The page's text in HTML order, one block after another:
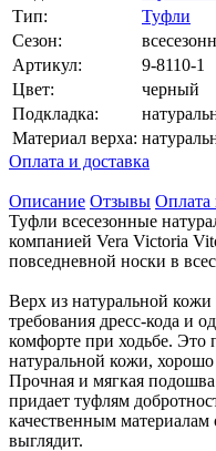
Тип:
Туфли
Сезон:
Артикул:
9-8110-1
Цвет:
черный
Подкладка:
Материал верха:
Оплата и доставка
Описание Отзывы Оплата
Туфли всесезонные
компанией Vera Victoria
повседневной носки в
Верх из натуральной кожи
требования дресс-кода и
комфорте при ходьбе. Это
натуральной кожи,
Прочная и мягкая
придает туфлям
качественным материалам
выглядит.